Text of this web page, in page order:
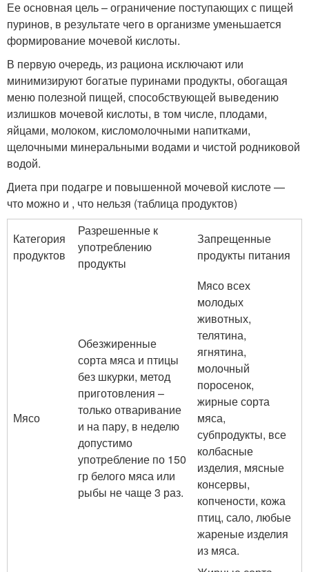
Ее основная цель – ограничение поступающих с пищей
пуринов, в результате чего в организме уменьшается
формирование мочевой кислоты.
В первую очередь, из рациона исключают или
минимизируют богатые пуринами продукты, обогащая
меню полезной пищей, способствующей выведению
излишков мочевой кислоты, в том числе, плодами,
яйцами, молоком, кисломолочными напитками,
щелочными минеральными водами и чистой родниковой
водой.
Диета при подагре и повышенной мочевой кислоте —
что можно и , что нельзя (таблица продуктов)
Категория
продуктов
Разрешенные к
употреблению
продукты
Запрещенные
продукты питания
Мясо
Обезжиренные
сорта мяса и птицы
без шкурки, метод
приготовления –
только отваривание
и на пару, в неделю
допустимо
употребление по 150
гр белого мяса или
рыбы не чаще 3 раз.
Мясо всех
молодых
животных,
телятина,
ягнятина,
молочный
поросенок,
жирные сорта
мяса,
субпродукты, все
колбасные
изделия, мясные
консервы,
копчености, кожа
птиц, сало, любые
жареные изделия
из мяса.